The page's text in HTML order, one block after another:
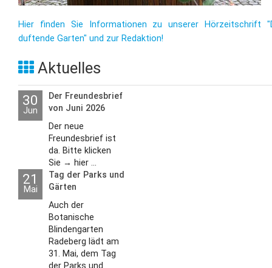
Hier finden Sie Informationen zu unserer Hörzeitschrift
duftende Garten" und zur Redaktion!
Aktuelles
30
Jun
Der Freundesbrief
von Juni 2026
Der neue
Freundesbrief ist
da. Bitte klicken
Sie → hier ...
21
Mai
Tag der Parks und
Gärten
Auch der
Botanische
Blindengarten
Radeberg lädt am
31. Mai, dem Tag
der Parks und